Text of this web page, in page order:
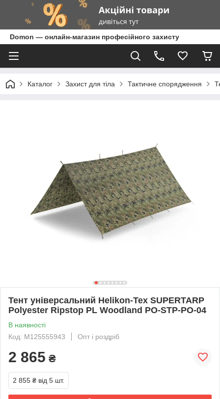
Domon — онлайн-магазин професійного захисту
Каталог Захист для тіла Тактичне спорядження
Тент універсальний Helikon-Tex SUPERTARP
Polyester Ripstop PL Woodland PO-STP-PO-04
В наявності
Код: M125555943
Опт і роздріб
2 865 ₴
2 855 ₴ від 5 шт.